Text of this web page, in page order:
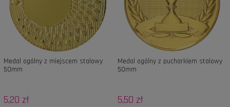
Medal ogólny z miejscem stalowy
50mm
5,20 zł
Medal ogólny z pucharkiem stalowy
50mm
5,50 zł